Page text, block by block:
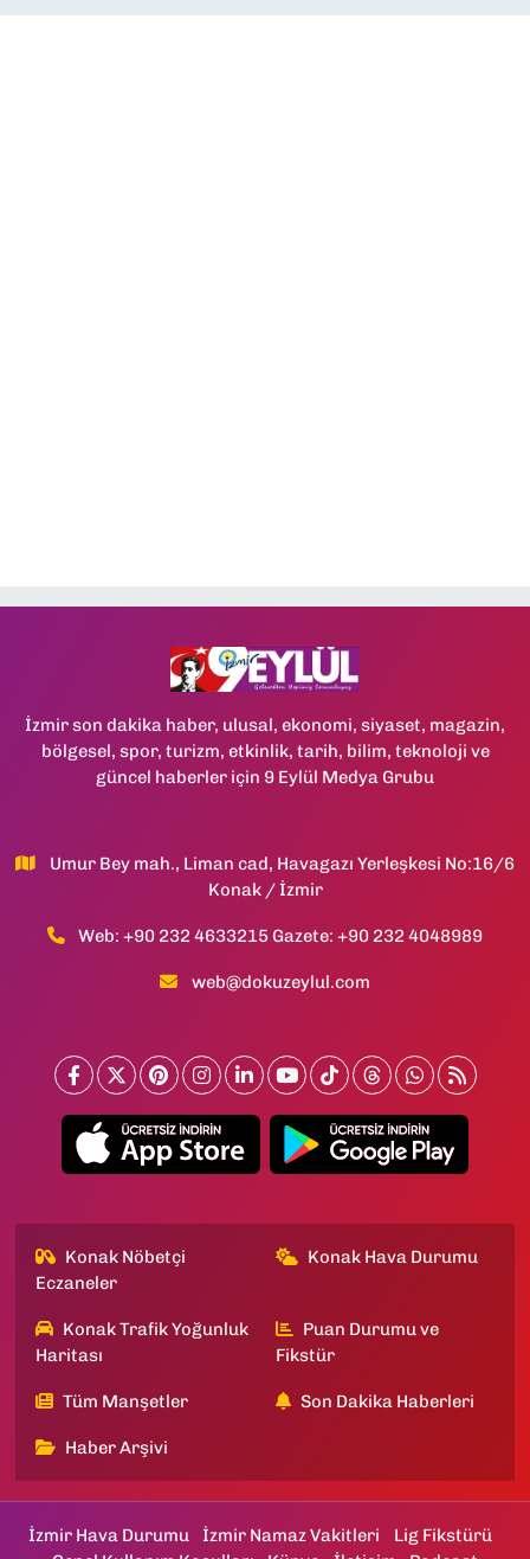
İzmir son dakika haber, ulusal, ekonomi, siyaset, magazin,
bölgesel, spor, turizm, etkinlik, tarih, bilim, teknoloji ve
güncel haberler için 9 Eylül Medya Grubu
Umur Bey mah., Liman cad, Havagazı Yerleşkesi No:16/6
Konak / İzmir
Web: +90 232 4633215 Gazete: +90 232 4048989
web@dokuzeylul.com
Konak Nöbetçi
Eczaneler
Konak Hava Durumu
Konak Trafik Yoğunluk
Haritası
Puan Durumu ve
Fikstür
Tüm Manşetler Son Dakika Haberleri
Haber Arşivi
İzmir Hava Durumu İzmir Namaz Vakitleri
Lig Fikstürü